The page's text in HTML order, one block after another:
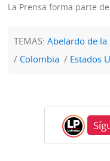
La Prensa forma parte de
TEMAS:Abelardo de la
Colombia
Estados